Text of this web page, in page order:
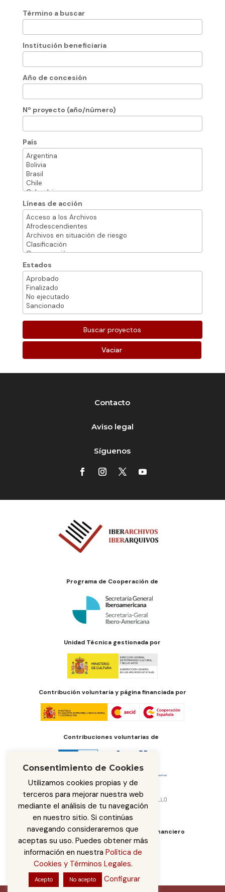
Término a buscar
Institución beneficiaria
Año de concesión
Nº proyecto (año/número)
País
Líneas de acción
Estados
Vaciar
Contacto
Aviso legal
Síguenos
Programa de Cooperación de
Unidad Técnica gestionada por
Contribución voluntaria y página financiada por
Contribuciones voluntarias de
Órgano de administración del fondo financiero
Consentimiento de Cookies
Utilizamos cookies propias y de
terceros para mejorar nuestra web
mediante el análisis de tu navegación
en nuestro sitio. Si continúas
navegando consideraremos que
aceptas su uso. Puedes obtener más
información en nuestra Política de
Cookies y Términos Legales.
Acepto No acepto Configurar